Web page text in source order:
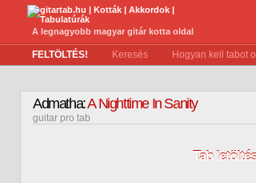
A legnagyobb magyar gitár kotta oldal
FELTÖLTÉS! Keresés Hogyan kell tabot
Admatha:A Nighttime In Sanity
guitar pro tab
Tab